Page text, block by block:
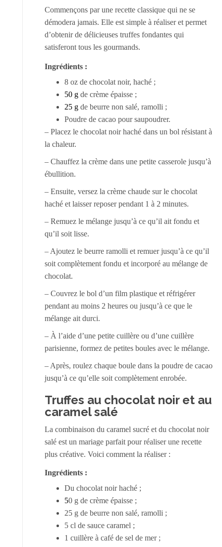
Commençons par une recette classique qui ne se
démodera jamais. Elle est simple à réaliser et permet
d’obtenir de délicieuses truffes fondantes qui
satisferont tous les gourmands.
Ingrédients :
8 oz de chocolat noir, haché ;
50 g de crème épaisse ;
25 g de beurre non salé, ramolli ;
Poudre de cacao pour saupoudrer.
– Placez le chocolat noir haché dans un bol résistant à
la chaleur.
– Chauffez la crème dans une petite casserole jusqu’à
ébullition.
– Ensuite, versez la crème chaude sur le chocolat
haché et laisser reposer pendant 1 à 2 minutes.
– Remuez le mélange jusqu’à ce qu’il ait fondu et
qu’il soit lisse.
– Ajoutez le beurre ramolli et remuer jusqu’à ce qu’il
soit complètement fondu et incorporé au mélange de
chocolat.
– Couvrez le bol d’un film plastique et réfrigérer
pendant au moins 2 heures ou jusqu’à ce que le
mélange ait durci.
– À l’aide d’une petite cuillère ou d’une cuillère
parisienne, formez de petites boules avec le mélange.
– Après, roulez chaque boule dans la poudre de cacao
jusqu’à ce qu’elle soit complètement enrobée.
Truffes au chocolat noir et au
caramel salé
La combinaison du caramel sucré et du chocolat noir
salé est un mariage parfait pour réaliser une recette
plus créative. Voici comment la réaliser :
Ingrédients :
Du chocolat noir haché ;
50 g de crème épaisse ;
25 g de beurre non salé, ramolli ;
5 cl de sauce caramel ;
1 cuillère à café de sel de mer ;